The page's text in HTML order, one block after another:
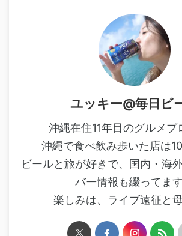
ユッキー@毎日ビ
沖縄在住11年目のグルメブ
沖縄で食べ飲み歩いた店は
ビールと旅が好きで、国内・海
バー情報も綴ってます
楽しみは、ライブ遠征と母